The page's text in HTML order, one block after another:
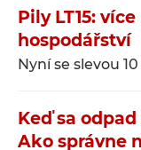
Pily LT15:
hospodářství
Nyní se slevou
Keď sa
Ako správne